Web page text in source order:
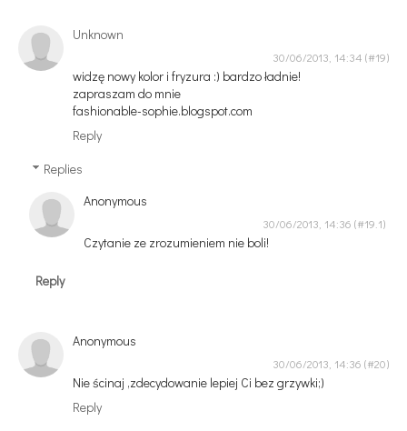
Unknown
30/06/2013, 14:34
widzę nowy kolor i fryzura :) bardzo ładnie!
zapraszam do mnie
fashionable-sophie.blogspot.com
Reply
Replies
Anonymous
30/06/2013, 14:36
Czytanie ze zrozumieniem nie boli!
Reply
Anonymous
30/06/2013, 14:36
Nie ścinaj ,zdecydowanie lepiej Ci bez grzywki;)
Reply